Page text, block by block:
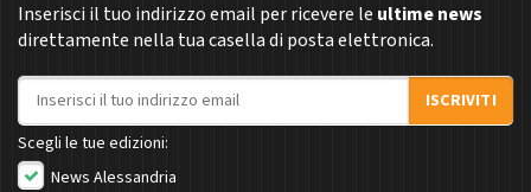
Inserisci il tuo indirizzo email per ricevere le ultime news
direttamente nella tua casella di posta elettronica.
Indirizzo email
ISCRIVITI
Scegli le tue edizioni:
News Alessandria